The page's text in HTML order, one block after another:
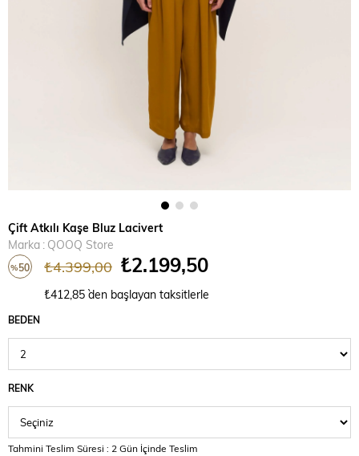
Çift Atkılı Kaşe Bluz Lacivert
Marka : QOOQ Store
%50 ₺4.399,00 ₺2.199,50
₺412,85 `den başlayan taksitlerle
BEDEN
RENK
Tahmini Teslim Süresi : 2 Gün İçinde Teslim